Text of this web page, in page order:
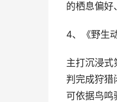
的栖息偏好
4、《野生
主打沉浸式
判完成狩猎
可依据鸟鸣